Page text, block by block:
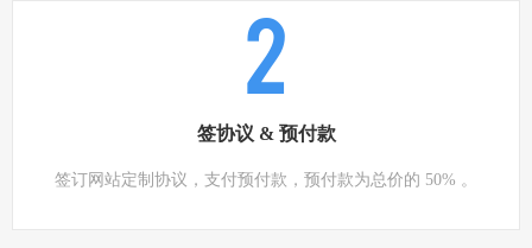
2
签协议 & 预付款
签订网站定制协议，支付预付款，预付款为总价的 50% 。